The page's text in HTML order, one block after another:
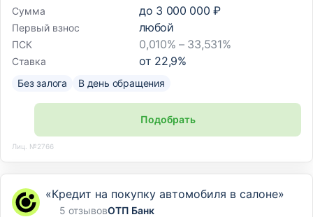
Сумма
до 3 000 000 ₽
Первый взнос любой
ПСК 0,010% – 33,531%
Ставка от 22,9%
Без залога В день обращения
Подобрать
Лиц. №2766
«Кредит на покупку автомобиля в салоне»
5 отзывовОТП Банк